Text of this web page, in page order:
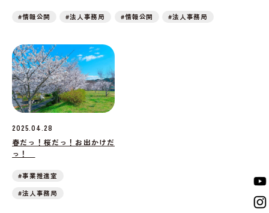
#情報公開 #法人事務局 #情報公開 #法人事務局
2025.04.28
春だっ！桜だっ！お出かけだ
っ！
#事業推進室
#法人事務局